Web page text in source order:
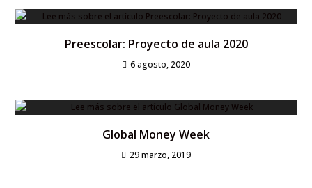
Preescolar: Proyecto de aula 2020
6 agosto, 2020
Global Money Week
29 marzo, 2019